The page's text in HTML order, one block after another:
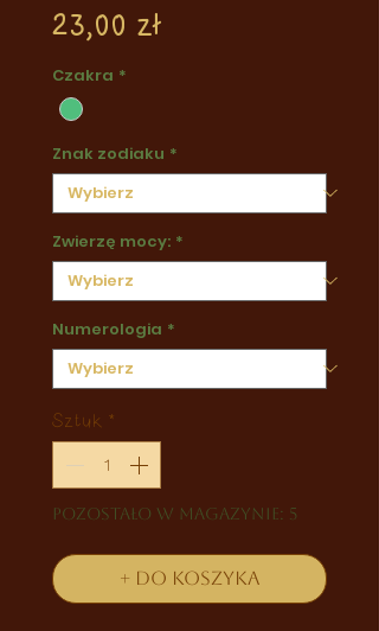
23,00 zł
Czakra *
Znak zodiaku *
Zwierzę mocy: *
Numerologia *
Sztuk *
Pozostało w magazynie: 5
+ do koszyka